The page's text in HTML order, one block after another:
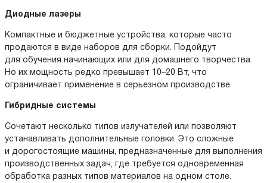
Диодные лазеры
Компактные и бюджетные устройства, которые часто
продаются в виде наборов для сборки. Подойдут
для обучения начинающих или для домашнего творчества.
Но их мощность редко превышает 10–20 Вт, что
ограничивает применение в серьезном производстве.
Гибридные системы
Сочетают несколько типов излучателей или позволяют
устанавливать дополнительные головки. Это сложные
и дорогостоящие машины, предназначенные для выполнения
производственных задач, где требуется одновременная
обработка разных типов материалов на одном столе.